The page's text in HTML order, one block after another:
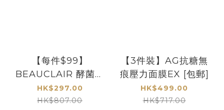
【每件$99】
BEAUCLAIR 酵菌肌
循環面膜3件裝 [包郵]
HK$297.00
HK$807.00
【3件裝】AG抗糖無
痕壓力面膜EX [包郵]
HK$499.00
HK$717.00